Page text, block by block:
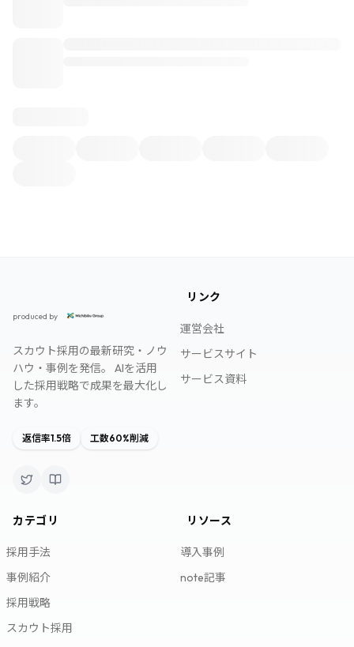
produced by
スカウト採用の最新研究・ノウ
ハウ・事例を発信。 AIを活用
した採用戦略で成果を最大化し
ます。
返信率1.5倍 工数60%削減
リンク
運営会社
サービスサイト
サービス資料
カテゴリ
採用手法
事例紹介
採用戦略
スカウト採用
リソース
導入事例
note記事